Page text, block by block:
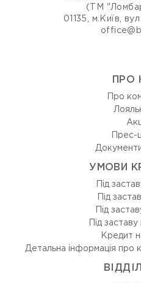
(ТМ
01135, м.Київ,
ПРО
Про
Прес-
УМОВИ
Під
Під
Під
Під заставу
Кредит
Детальна інформація